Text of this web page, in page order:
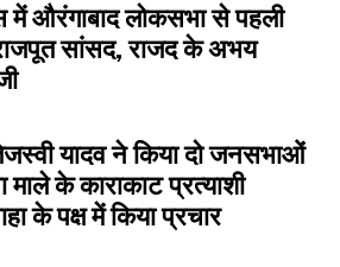
में औरंगाबाद लोकसभा से पहली
सांसद, राजद के अभय
यादव ने किया दो जनसभाओं
माले के काराकाट प्रत्याशी
के पक्ष में किया प्रचार